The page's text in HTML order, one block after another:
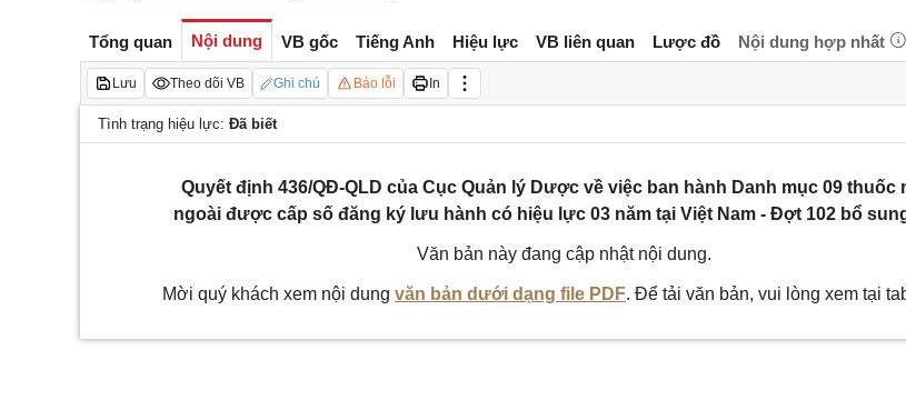
Tổng quan Nội dung VB gốc Tiếng Anh Hiệu lực VB liên quan Lược đồ Nội dung hợp nhất
Lưu Theo dõi VB Ghi chú Báo lỗi In
Tình trạng hiệu lực: Đã biết
Quyết định 436/QĐ-QLD của Cục Quản lý Dược về việc ban hành Danh mục 09 thuốc
ngoài được cấp số đăng ký lưu hành có hiệu lực 03 năm tại Việt Nam - Đợt 102 bổ
Văn bản này đang cập nhật nội dung.
Mời quý khách xem nội dung văn bản dưới dạng file PDF. Để tải văn bản, vui lòng xem tại